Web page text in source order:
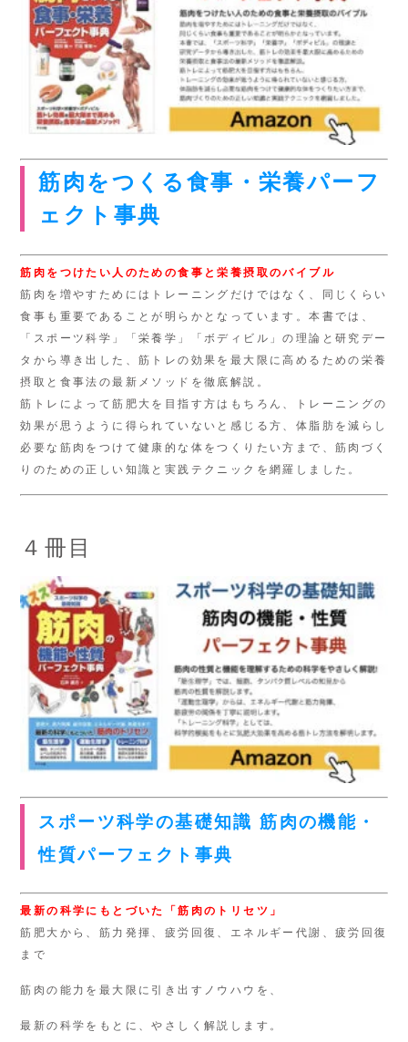
筋肉をつくる食事・栄養パーフ
ェクト事典
筋肉をつけたい人のための食事と栄養摂取のバイブル
筋肉を増やすためにはトレーニングだけではなく、同じくらい
食事も重要であることが明らかとなっています。本書では、
「スポーツ科学」「栄養学」「ボディビル」の理論と研究デー
タから導き出した、筋トレの効果を最大限に高めるための栄養
摂取と食事法の最新メソッドを徹底解説。
筋トレによって筋肥大を目指す方はもちろん、トレーニングの
効果が思うように得られていないと感じる方、体脂肪を減らし
必要な筋肉をつけて健康的な体をつくりたい方まで、筋肉づく
りのための正しい知識と実践テクニックを網羅しました。
４冊目
スポーツ科学の基礎知識 筋肉の機能・
性質パーフェクト事典
最新の科学にもとづいた「筋肉のトリセツ」
筋肥大から、筋力発揮、疲労回復、エネルギー代謝、疲労回復
まで
筋肉の能力を最大限に引き出すノウハウを、
最新の科学をもとに、やさしく解説します。